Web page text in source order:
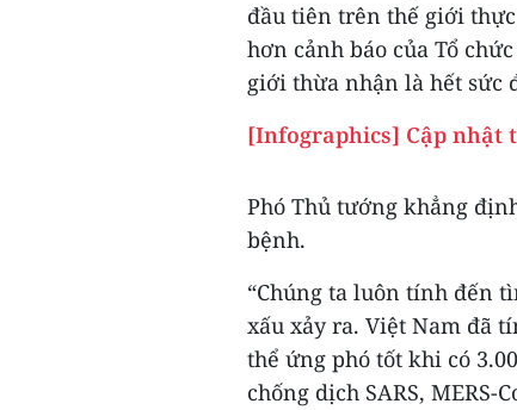
đầu tiên trên thế giới
hơn cảnh báo của Tổ
giới thừa nhận là hết sức
[Infographics] Cập nhật
Phó Thủ tướng khẳng
bệnh.
“Chúng ta luôn tính đến
xấu xảy ra. Việt Nam đã
thể ứng phó tốt khi có
chống dịch SARS, MERS-